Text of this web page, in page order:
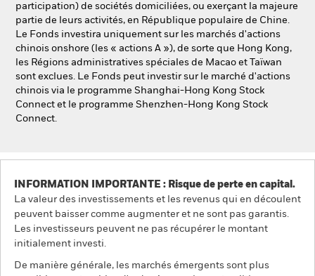
participation) de sociétés domiciliées, ou exerçant la majeure
partie de leurs activités, en République populaire de Chine.
Le Fonds investira uniquement sur les marchés d'actions
chinois onshore (les « actions A »), de sorte que Hong Kong,
les Régions administratives spéciales de Macao et Taïwan
sont exclues. Le Fonds peut investir sur le marché d'actions
chinois via le programme Shanghai-Hong Kong Stock
Connect et le programme Shenzhen-Hong Kong Stock
Connect.
INFORMATION IMPORTANTE : Risque de perte en capital.
La valeur des investissements et les revenus qui en découlent
peuvent baisser comme augmenter et ne sont pas garantis.
Les investisseurs peuvent ne pas récupérer le montant
initialement investi.
De manière générale, les marchés émergents sont plus